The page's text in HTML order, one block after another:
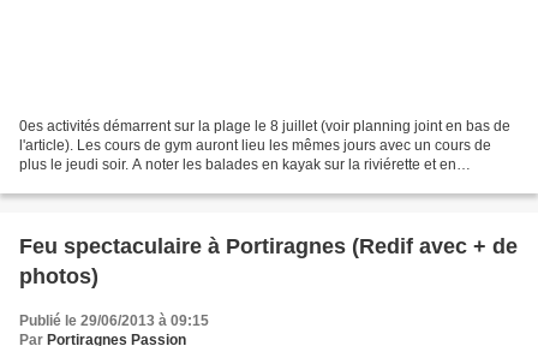
0es activités démarrent sur la plage le 8 juillet (voir planning joint en bas de
l'article). Les cours de gym auront lieu les mêmes jours avec un cours de
plus le jeudi soir. A noter les balades en kayak sur la riviérette et en
Feu spectaculaire à Portiragnes (Redif avec + de
photos)
Publié le 29/06/2013 à 09:15
Par Portiragnes Passion